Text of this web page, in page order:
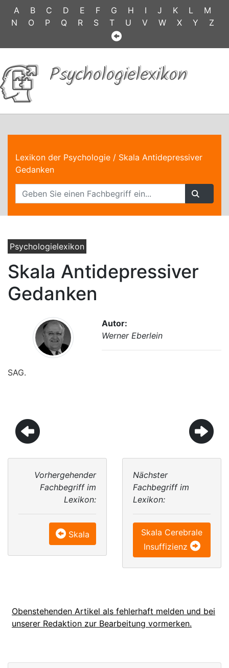
A B C D E F G H I J K L
M
N
O P Q R S T U V W X Y Z
Psychologielexikon
Lexikon der Psychologie / Skala Antidepressiver
Gedanken
Psychologielexikon
Skala Antidepressiver
Gedanken
Autor:
Werner Eberlein
SAG.
Vorhergehender
Fachbegriff im
Lexikon:
Skala
Nächster
Fachbegriff im
Lexikon:
Skala Cerebrale
Insuffizienz
Obenstehenden Artikel als fehlerhaft melden und bei
unserer Redaktion zur Bearbeitung vormerken.